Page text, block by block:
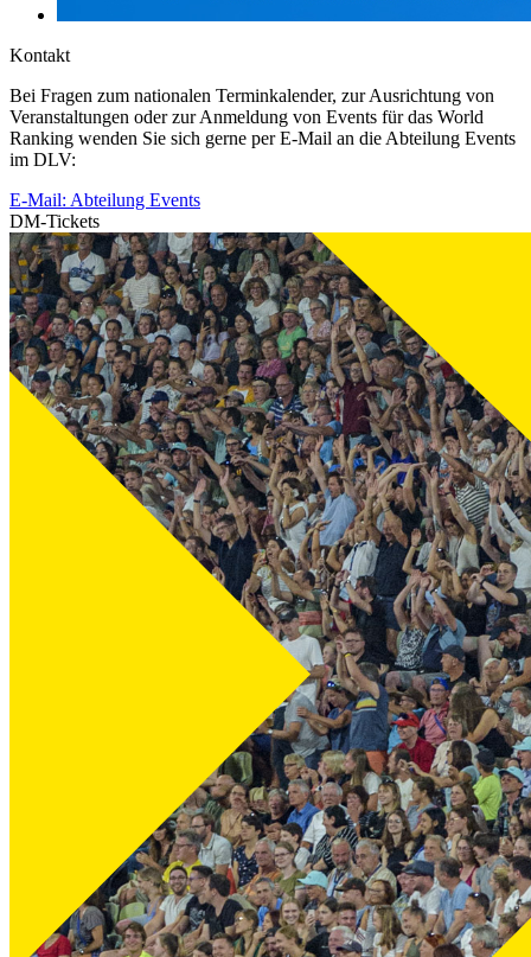
Kontakt
Bei Fragen zum nationalen Terminkalender, zur Ausrichtung von
Veranstaltungen oder zur Anmeldung von Events für das World
Ranking wenden Sie sich gerne per E-Mail an die Abteilung Events
im DLV:
E-Mail: Abteilung Events
DM-Tickets